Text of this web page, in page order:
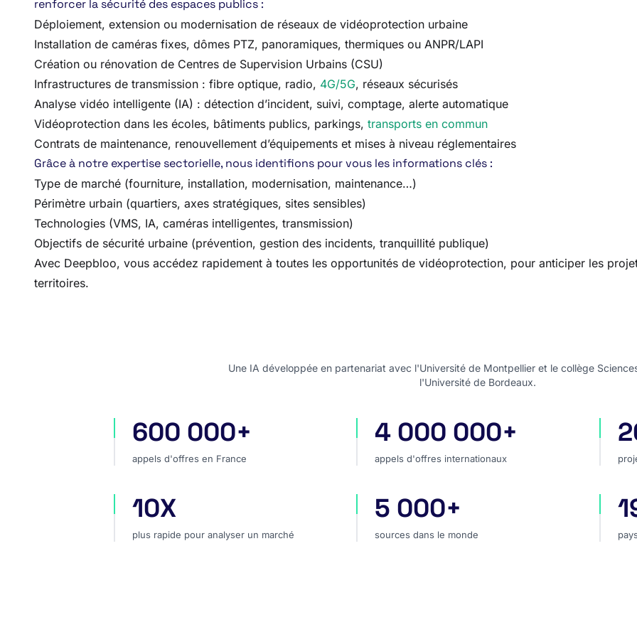
renforcer la sécurité des espaces publics :
Déploiement, extension ou modernisation de réseaux de vidéoprotection urbaine
Installation de caméras fixes, dômes PTZ, panoramiques, thermiques ou ANPR/LAPI
Création ou rénovation de Centres de Supervision Urbains (CSU)
Infrastructures de transmission : fibre optique, radio, 4G/5G, réseaux sécurisés
Analyse vidéo intelligente (IA) : détection d’incident, suivi, comptage, alerte automatique
Vidéoprotection dans les écoles, bâtiments publics, parkings, transports en commun
Contrats de maintenance, renouvellement d’équipements et mises à niveau réglementaires
Grâce à notre expertise sectorielle, nous identifions pour vous les informations clés :
Type de marché (fourniture, installation, modernisation, maintenance…)
Périmètre urbain (quartiers, axes stratégiques, sites sensibles)
Technologies (VMS, IA, caméras intelligentes, transmission)
Objectifs de sécurité urbaine (prévention, gestion des incidents, tranquillité publique)
Avec Deepbloo, vous accédez rapidement à toutes les opportunités de vidéoprotection, pour anticiper les
territoires.
Une IA développée en partenariat avec l'Université de Montpellier et le collège
l'Université de Bordeaux.
appels d'offres en France
600 000+
appels d'offres en France
appels d'offres internationaux
4 000 000+
appels d'offres internationaux
plus rapide pour analyser un marché
10X
plus rapide pour analyser un marché
sources dans le monde
5 000+
sources dans le monde